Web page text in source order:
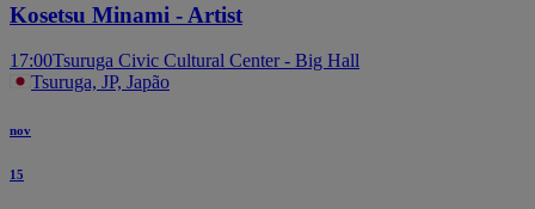
Kosetsu Minami - Artist
17:00Tsuruga Civic Cultural Center - Big Hall
Tsuruga, JP, Japão
nov
15